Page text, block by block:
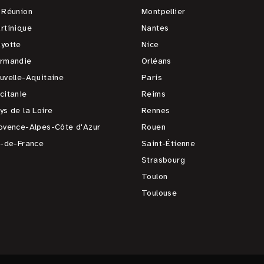
Aquitaine
de la Loire
Alpes-Côte d'Azur
de-France
Montpellier
Nantes
Nice
Orléans
Paris
Reims
Rennes
Rouen
Saint-Étienne
Strasbourg
Toulon
Toulouse